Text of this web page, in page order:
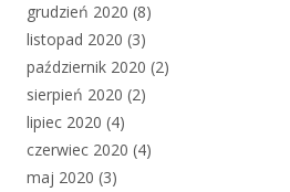
grudzień 2020 (8)
listopad 2020 (3)
październik 2020 (2)
sierpień 2020 (2)
lipiec 2020 (4)
czerwiec 2020 (4)
maj 2020 (3)